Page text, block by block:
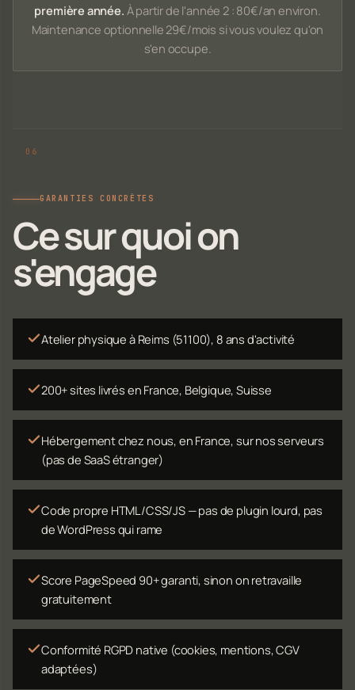
première année. À partir de l'année 2 : 80€/an environ.
Maintenance optionnelle 29€/mois si vous voulez qu'on
s'en occupe.
GARANTIES CONCRÈTES
Ce sur quoi on
s'engage
Atelier physique à Reims (51100), 8 ans d'activité
200+ sites livrés en France, Belgique, Suisse
Hébergement chez nous, en France, sur nos serveurs
(pas de SaaS étranger)
Code propre HTML/CSS/JS — pas de plugin lourd, pas
de WordPress qui rame
Score PageSpeed 90+ garanti, sinon on retravaille
gratuitement
Conformité RGPD native (cookies, mentions, CGV
adaptées)